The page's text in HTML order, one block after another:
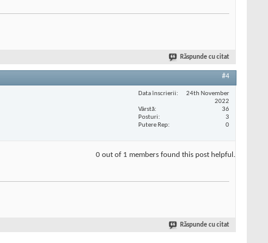
Răspunde cu citat
#4
Data înscrierii
24th November
2022
Vârstă
36
Posturi
3
Putere Rep
0
0 out of 1 members found this post helpful.
Răspunde cu citat